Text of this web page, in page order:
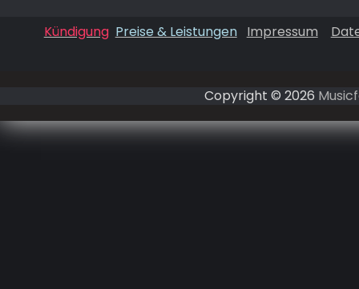
Kündigung Preise & Leistungen Impressum
Copyright © 2026